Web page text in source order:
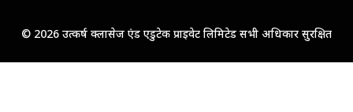
© 2026 उत्कर्ष क्लासेज एंड एडुटेक प्राइवेट लिमिटेड सभी अधिकार सुरक्षित